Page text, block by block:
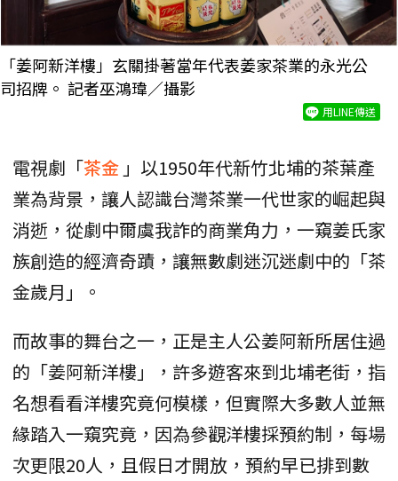
「姜阿新洋樓」玄關掛著當年代表姜家茶業的永光公
司招牌。 記者巫鴻瑋／攝影
用LINE傳送
電視劇「茶金 」以1950年代新竹北埔的茶葉產
業為背景，讓人認識台灣茶業一代世家的崛起與
消逝，從劇中爾虞我詐的商業角力，一窺姜氏家
族創造的經濟奇蹟，讓無數劇迷沉迷劇中的「茶
金歲月」。
而故事的舞台之一，正是主人公姜阿新所居住過
的「姜阿新洋樓」，許多遊客來到北埔老街，指
名想看看洋樓究竟何模樣，但實際大多數人並無
緣踏入一窺究竟，因為參觀洋樓採預約制，每場
次更限20人，且假日才開放，預約早已排到數